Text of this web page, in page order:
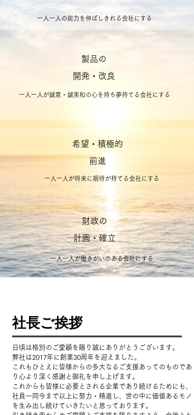
一人一人の能力を伸ばしきれる会社にする
​製品の
開発・改良
一人一人が誠意・誠実和の心を持ち​夢持てる会社にする
希望・積極的
前進
一人一人が将来に期待が持てる会社にする
財政の
計画・確立
一人一人が働きがいの​ある会社にする
​社長ご挨拶
日頃は格別のご愛顧を賜り誠にありがとうございます。
弊社は2017年に創業30周年を迎えました。
これもひとえに皆様からの多大なるご支援あってのものであ
り心より深く感謝と御礼を申し上げます。
これからも皆様に必要とされる企業であり続けるためにも、
社員一同今まで以上に努力・精進し、世の中に価値あるモノ
を生み出し続けていきたいと思っております。